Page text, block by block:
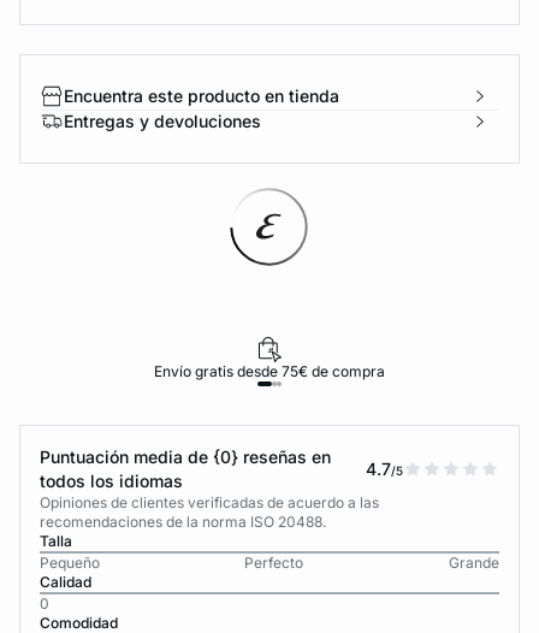
Encuentra este producto en tienda
Entregas y devoluciones
Envío gratis desde 75€ de compra
Puntuación media de {0} reseñas en
todos los idiomas
4.7/5
Opiniones de clientes verificadas de acuerdo a las
recomendaciones de la norma ISO 20488.
Talla
Pequeño
Perfecto
Grande
Calidad
0
Comodidad